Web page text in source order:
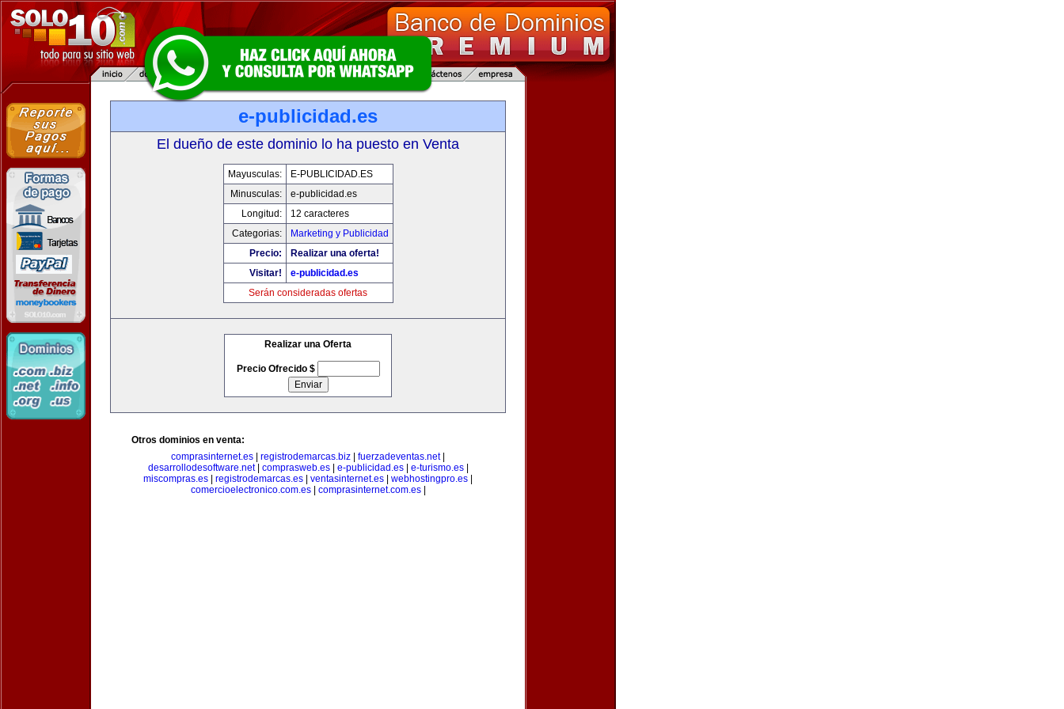
e-publicidad.es
El dueño de este dominio lo ha puesto en Venta
Mayusculas:
E-PUBLICIDAD.ES
Minusculas:
e-publicidad.es
Longitud:
12 caracteres
Categorias:
Marketing y Publicidad
Precio:
Realizar una oferta!
Visitar!
e-publicidad.es
Serán consideradas ofertas
Realizar una Oferta
Precio Ofrecido $
Otros dominios en venta:
comprasinternet.es
registrodemarcas.biz fuerzadeventas.net|
desarrollodesoftware.net| comprasweb.es| e-publicidad.es| e-turismo.es|
miscompras.es
registrodemarcas.es ventasinternet.es webhostingpro.es
comercioelectronico.com.es| comprasinternet.com.es|